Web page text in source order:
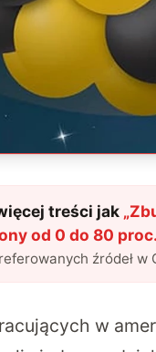
treści jak „
od 0 do 80
źródeł w
w